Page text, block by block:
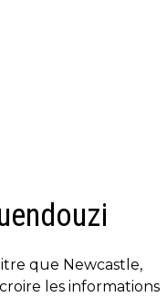
que Newcastle,
les informations